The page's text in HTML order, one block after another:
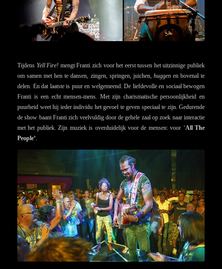
Tijdens Yell Fire! mengt Franti zich voor het eerst tussen het uitzinnige publiek
om samen met hen te dansen, zingen, springen, juichen, huggenen bovenal te
delen. En dat laatste is puur en welgemeend. De liefdevolle en sociaal bewogen
Franti is een echt mensen-mens. Met zijn charismatische persoonlijkheid en
puurheid weet hij ieder individu het gevoel te geven speciaal te zijn. Gedurende
de show baant Franti zich veelvuldig door de gehele zaal op zoek naar interactie
met het publiek. Zijn muziek is overduidelijk voor de mensen: voor ‘All The
People’.